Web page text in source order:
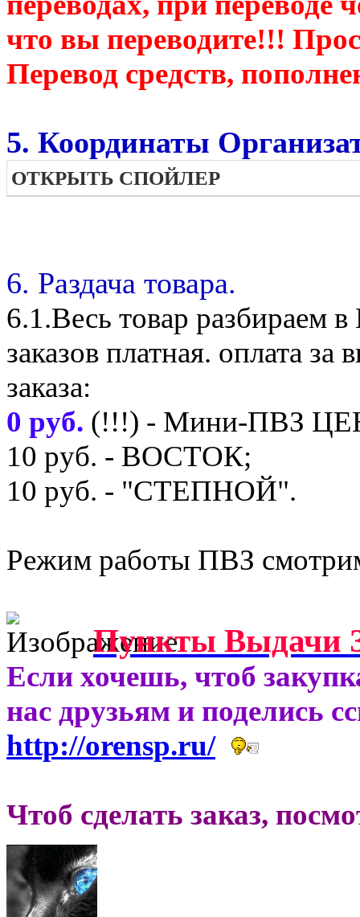
что вы переводите!!!
Перевод средств,
5. Координаты
ОТКРЫТЬ СПОЙЛЕР
6. Раздача товара.
6.1.Весь товар разбираем
заказов платная. оплата
заказа:
0 руб. (!!!) - Мини-ПВЗ
10 руб. - ВОСТОК;
10 руб. - "СТЕПНОЙ".
Режим работы ПВЗ
Пункты Выдачи
Если хочешь, чтоб
нас друзьям и поделись
http://orensp.ru/
Чтоб сделать заказ,